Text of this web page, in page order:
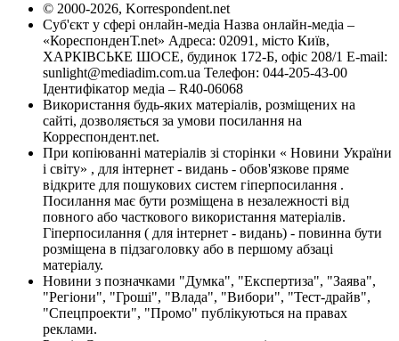
© 2000-2026, Korrespondent.net
Суб'єкт у сфері онлайн-медіа Назва онлайн-медіа –
«КореспонденТ.net» Адреса: 02091, місто Київ,
ХАРКІВСЬКЕ ШОСЕ, будинок 172-Б, офіс 208/1 E-mail:
sunlight@mediadim.com.ua Телефон: 044-205-43-00
Ідентифікатор медіа – R40-06068
Використання будь-яких матеріалів, розміщених на
сайті, дозволяється за умови посилання на
Корреспондент.net.
При копіюванні матеріалів зі сторінки « Новини України
і світу» , для інтернет - видань - обов'язкове пряме
відкрите для пошукових систем гіперпосилання .
Посилання має бути розміщена в незалежності від
повного або часткового використання матеріалів.
Гіперпосилання ( для інтернет - видань) - повинна бути
розміщена в підзаголовку або в першому абзаці
матеріалу.
Новини з позначками "Думка", "Експертиза", "Заява",
"Регіони", "Гроші", "Влада", "Вибори", "Тест-драйв",
"Спецпроекти", "Промо" публікуються на правах
реклами.